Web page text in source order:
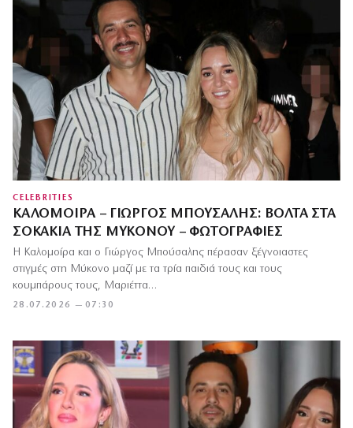
CELEBRITIES
ΚΑΛΟΜΟΊΡΑ – ΓΙΏΡΓΟΣ ΜΠΟΎΣΑΛΗΣ: ΒΌΛΤΑ ΣΤΑ
ΣΟΚΆΚΙΑ ΤΗΣ ΜΥΚΌΝΟΥ – ΦΩΤΟΓΡΑΦΊΕΣ
28.07.2026 — 07:30
Η Καλομοίρα και ο Γιώργος Μπούσαλης πέρασαν ξέγνοιαστες
στιγμές στη Μύκονο μαζί με τα τρία παιδιά τους και τους
κουμπάρους τους, Μαριέττα…